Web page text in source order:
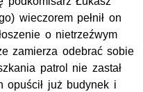
wieczorem pełnił on
o nietrzeźwym
zamierza odebrać sobie
patrol nie zastał
opuścił już budynek i